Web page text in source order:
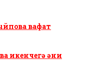
вафат
икенчегә әни